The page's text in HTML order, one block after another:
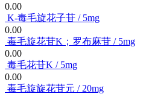
0.00
K-毒毛旋花子苷 / 5mg
0.00
毒毛旋花苷K；罗布麻苷 / 5mg
0.00
毒毛花苷K / 5mg
0.00
毒毛旋旋花苷元 / 20mg